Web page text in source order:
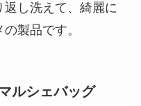
返し洗えて、綺麗に
製品です。
ルシェバッグ